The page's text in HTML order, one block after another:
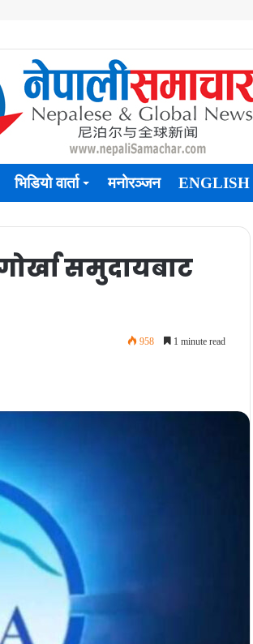
भिडियो वार्ता मनोरञ्जन ENGLISH
समुदायबाट
958 1 minute read